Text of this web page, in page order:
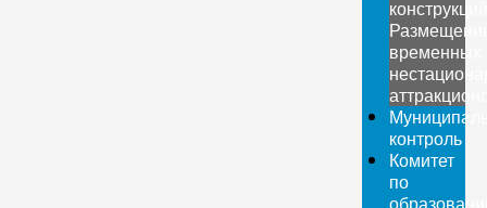
конструкций
временных
контроль
Комитет
по